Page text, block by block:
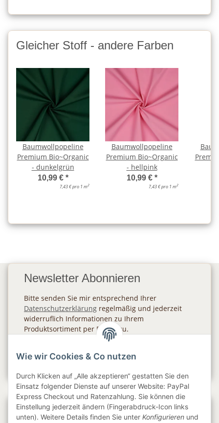
Gleicher Stoff - andere Farben
Baumwollpopeline
Premium Bio~Organic
- dunkelgrün
10,99 € *
7,43 € pro 1 m2
Baumwollpopeline
Premium Bio~Organic
- hellpink
10,99 € *
7,43 € pro 1 m2
Newsletter Abonnieren
Bitte senden Sie mir entsprechend Ihrer
Datenschutzerklärung regelmäßig und jederzeit
widerruflich Informationen zu Ihrem
Produktsortiment per E-Mail zu.
Gesetzliche Informationen
Wie wir Cookies & Co nutzen
Durch Klicken auf „Alle akzeptieren“ gestatten Sie den
Einsatz folgender Dienste auf unserer Website: PayPal
Express Checkout und Ratenzahlung. Sie können die
Einstellung jederzeit ändern (Fingerabdruck-Icon links
unten). Weitere Details finden Sie unter Konfigurieren und